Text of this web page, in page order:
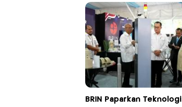
BRIN Paparkan Teknologi